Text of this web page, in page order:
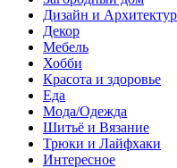
Дизайн и
Декор
Мебель
Хобби
Красота и здоровье
Еда
Мода/Одежда
Шитьё и Вязание
Трюки и Лайфхаки
Интересное